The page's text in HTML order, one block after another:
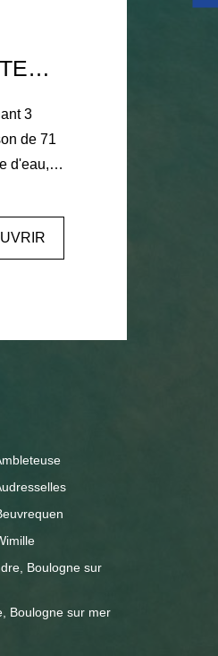
ENTRE MARQUISE ET AMBLETEUSE
3
d'eau,
de
Boulogne sur
Boulogne sur mer